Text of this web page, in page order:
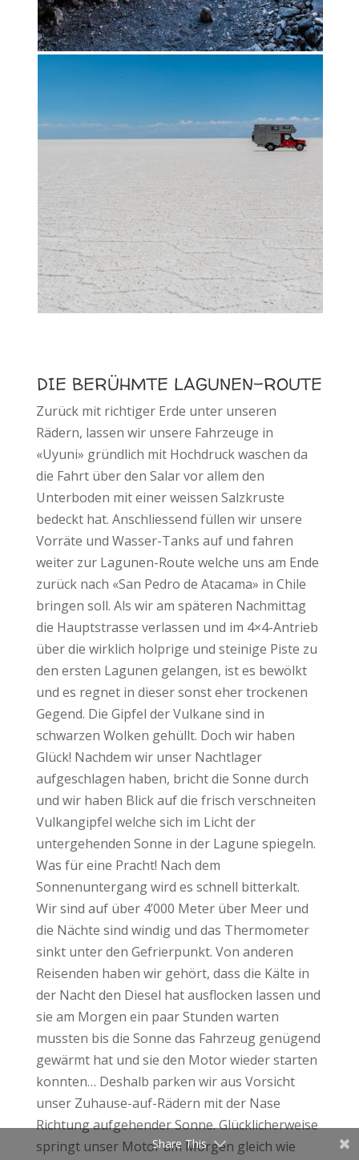
DIE BERÜHMTE LAGUNEN-ROUTE
Zurück mit richtiger Erde unter unseren
Rädern, lassen wir unsere Fahrzeuge in
«Uyuni» gründlich mit Hochdruck waschen da
die Fahrt über den Salar vor allem den
Unterboden mit einer weissen Salzkruste
bedeckt hat. Anschliessend füllen wir unsere
Vorräte und Wasser-Tanks auf und fahren
weiter zur Lagunen-Route welche uns am Ende
zurück nach «San Pedro de Atacama» in Chile
bringen soll. Als wir am späteren Nachmittag
die Hauptstrasse verlassen und im 4×4-Antrieb
über die wirklich holprige und steinige Piste zu
den ersten Lagunen gelangen, ist es bewölkt
und es regnet in dieser sonst eher trockenen
Gegend. Die Gipfel der Vulkane sind in
schwarzen Wolken gehüllt. Doch wir haben
Glück! Nachdem wir unser Nachtlager
aufgeschlagen haben, bricht die Sonne durch
und wir haben Blick auf die frisch verschneiten
Vulkangipfel welche sich im Licht der
untergehenden Sonne in der Lagune spiegeln.
Was für eine Pracht! Nach dem
Sonnenuntergang wird es schnell bitterkalt.
Wir sind auf über 4’000 Meter über Meer und
die Nächte sind windig und das Thermometer
sinkt unter den Gefrierpunkt. Von anderen
Reisenden haben wir gehört, dass die Kälte in
der Nacht den Diesel hat ausflocken lassen und
sie am Morgen ein paar Stunden warten
mussten bis die Sonne das Fahrzeug genügend
gewärmt hat und sie den Motor wieder starten
konnten… Deshalb parken wir aus Vorsicht
unser Zuhause-auf-Rädern mit der Nase
Richtung aufgehender Sonne. Glücklicherweise
springt unser Motor am Morgen gleich wie
Share This